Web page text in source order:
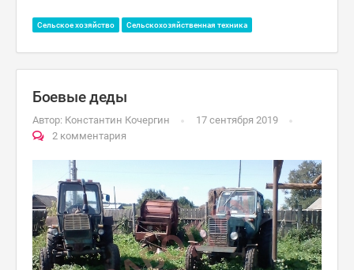
Сельское хозяйство Сельскохозяйственная техника
Боевые деды
Автор: Константин Кочергин
17 сентября 2019
2 комментария